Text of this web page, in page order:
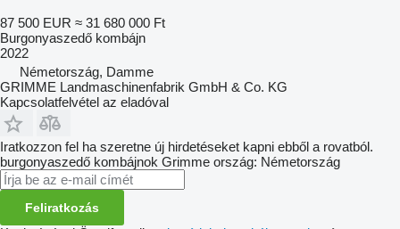
87 500 EUR ≈ 31 680 000 Ft
Burgonyaszedő kombájn
2022
Németország, Damme
GRIMME Landmaschinenfabrik GmbH & Co. KG
Kapcsolatfelvétel az eladóval
Iratkozzon fel ha szeretne új hirdetéseket kapni ebből a rovatból.
burgonyaszedő kombájnok Grimme ország: Németország
Feliratkozás